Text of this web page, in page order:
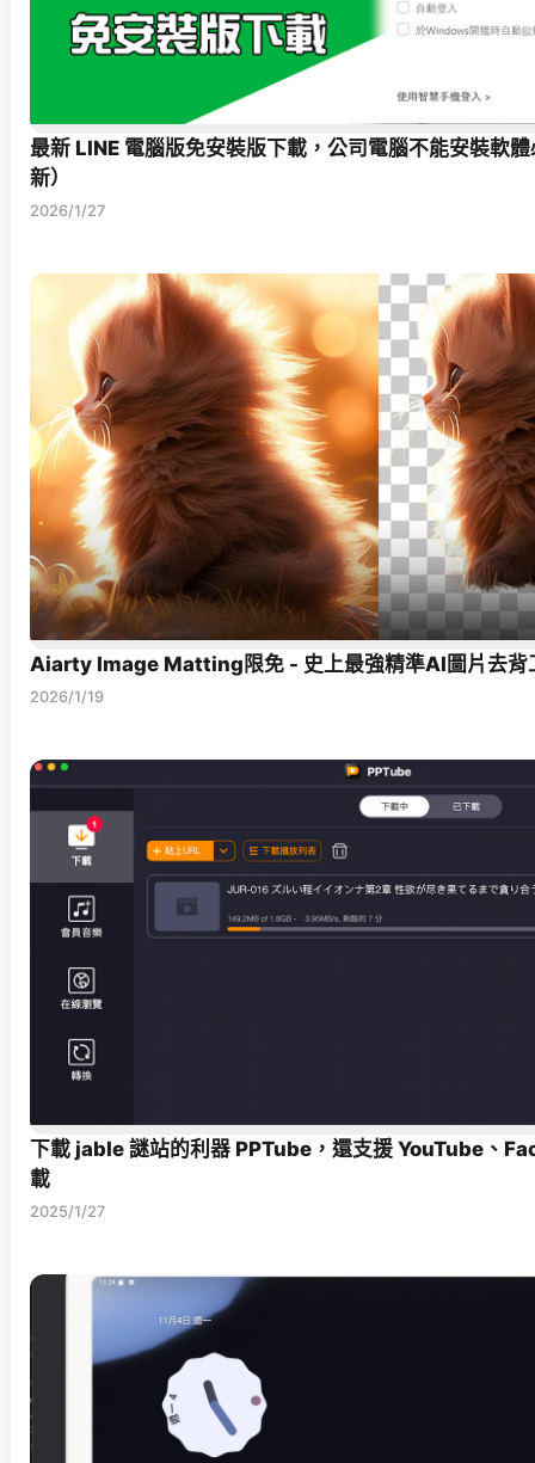
最新 LINE 電腦版免安裝版下載，公司電腦不能安裝軟
新）
2026/1/27
Aiarty Image Matting限免 - 史上最強精準AI圖片去背
2026/1/19
下載 jable 謎站的利器 PPTube，還支援 YouTube、
載
2025/1/27